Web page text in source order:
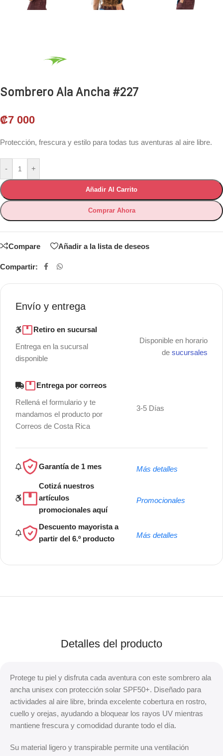
Sombrero Ala Ancha #227
₡7 000
Protección, frescura y estilo para todas tus aventuras al aire libre.
- +
Añadir Al Carrito
Comprar Ahora
Compare Añadir a la lista de deseos
Compartir:
Envío y entrega
Retiro en sucursal
Entrega en la sucursal
disponible
Disponible en horario
de sucursales
Entrega por correos
Rellená el formulario y te
mandamos el producto por
Correos de Costa Rica
3-5 Días
Garantía de 1 mes Más detalles
Cotizá nuestros
artículos
promocionales aquí
Promocionales
Descuento mayorista a
partir del 6.º producto
Más detalles
Detalles del producto
Protege tu piel y disfruta cada aventura con este sombrero ala
ancha unisex con protección solar SPF50+. Diseñado para
actividades al aire libre, brinda excelente cobertura en rostro,
cuello y orejas, ayudando a bloquear los rayos UV mientras
mantiene frescura y comodidad durante todo el día.
Su material ligero y transpirable permite una ventilación